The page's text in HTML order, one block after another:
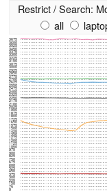
Restrict / Search:
all
0
75
150
225
300
375
450
525
600
675
750
825
900
975
1050
1125
1200
1275
1350
1425
1500
1575
1650
1725
1800
1875
1950
2025
2100
2175
2250
2325
2400
2475
2550
2625
2700
2775
2850
2925
3000
3075
3150
3225
3300
3375
3450
3525
3600
3675